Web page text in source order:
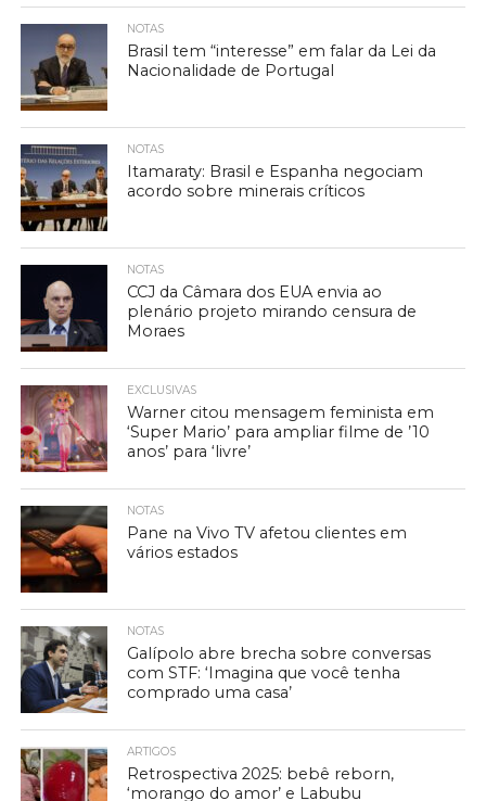
NOTAS
Brasil tem “interesse” em falar da Lei da
Nacionalidade de Portugal
NOTAS
Itamaraty: Brasil e Espanha negociam
acordo sobre minerais críticos
NOTAS
CCJ da Câmara dos EUA envia ao
plenário projeto mirando censura de
Moraes
EXCLUSIVAS
Warner citou mensagem feminista em
‘Super Mario’ para ampliar filme de ’10
anos’ para ‘livre’
NOTAS
Pane na Vivo TV afetou clientes em
vários estados
NOTAS
Galípolo abre brecha sobre conversas
com STF: ‘Imagina que você tenha
comprado uma casa’
ARTIGOS
Retrospectiva 2025: bebê reborn,
‘morango do amor’ e Labubu